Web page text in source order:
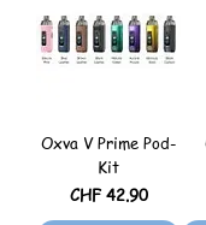
Oxva V Prime Pod-
Kit
Preis
CHF 42.90